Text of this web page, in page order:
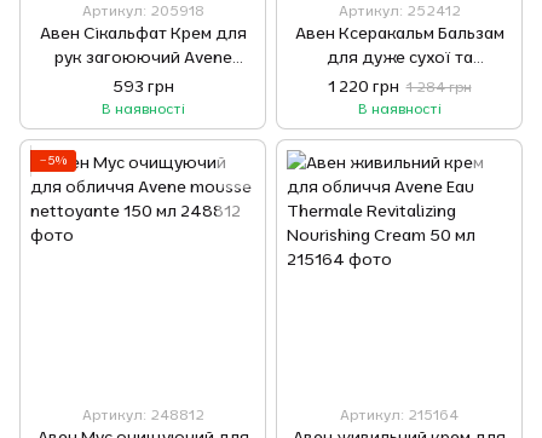
Артикул: 205918
Авен Сікальфат Крем для
рук загоюючий Avene
Cicalfate Mains Crème
Réparatrice Isolante 100 мл
593 грн
В наявності
Артикул: 252412
Авен Ксеракальм Бальзам
для дуже сухої та
атопічної шкіри Avene
Avene Xeracalm A.D Baume
Relipidant 200 мл
1 220 грн 1 284 грн
В наявності
−5%
Артикул: 248812 Артикул: 215164